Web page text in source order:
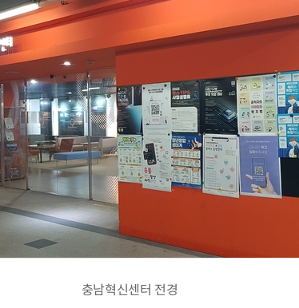
충남혁신센터 전경